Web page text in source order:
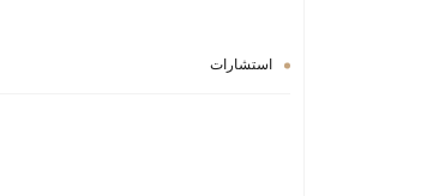
استشارات